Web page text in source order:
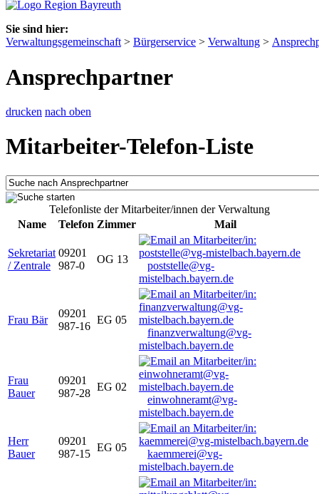
Sie sind hier:
Verwaltungsgemeinschaft > Bürgerservice > Verwaltung >
Ansprechpartner
drucken nach oben
Mitarbeiter-Telefon-Liste
Telefonliste der Mitarbeiter/innen der Verwaltung
Name
Telefon Zimmer Mail
Sekretariat
/ Zentrale
09201
987-0
OG 13
poststelle@vg-
mistelbach.bayern.de
Frau Bär
09201
987-16
EG 05
finanzverwaltung@vg-
mistelbach.bayern.de
Frau
Bauer
09201
987-28
EG 02
einwohneramt@vg-
mistelbach.bayern.de
Herr
Bauer
09201
987-15
EG 05
kaemmerei@vg-
mistelbach.bayern.de